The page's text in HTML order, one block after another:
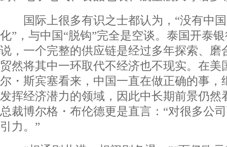
国际上很多有识之士都认为，“没有中国
化”，与中国“脱钩”完全是空谈。泰国开泰
说，一个完整的供应链是经过多年探索、磨
贸然将其中一环取代不经济也不现实。在美
尔・斯宾塞看来，中国一直在做正确的事，
发挥经济潜力的领域，因此中长期前景仍然
总裁博尔格・布伦德更是直言：“对很多公
引力。”